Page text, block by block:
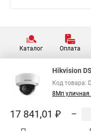
Каталог Оплата
Hikvision
Код товара:
8Мп уличная
17 841,01 ₽ –